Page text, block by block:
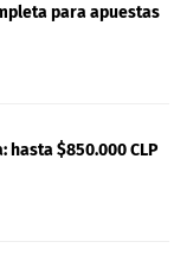
para apuestas
hasta $850.000 CLP